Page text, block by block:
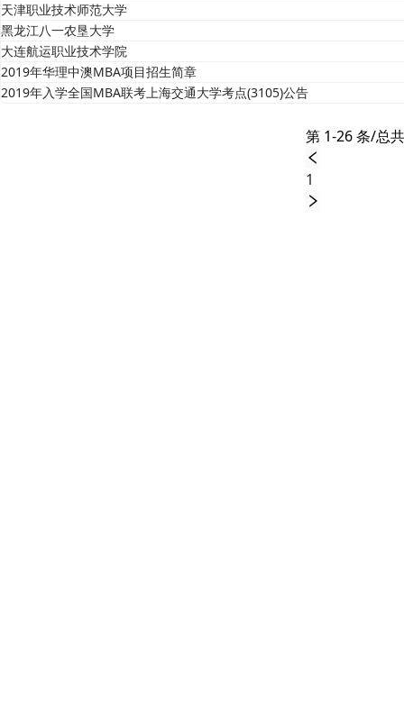
天津职业技术师范大学
黑龙江八一农垦大学
大连航运职业技术学院
2019年华理中澳MBA项目招生简章
2019年入学全国MBA联考上海交通大学考点(3105)公告
第 1-26 条/总
1